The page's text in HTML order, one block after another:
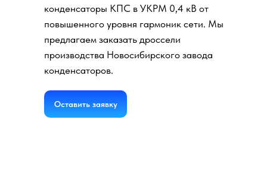
Оставить заявку
конденсаторы КПС в УКРМ 0,4 кВ от
повышенного уровня гармоник сети. Мы
предлагаем заказать дроссели
производства Новосибирского завода
конденсаторов.